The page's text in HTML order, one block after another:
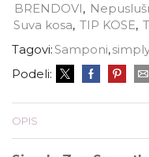
BRENDOVI,
Suva kosa, TIP KOSE,
Tagovi:Samponi,
Podeli:
OPIS